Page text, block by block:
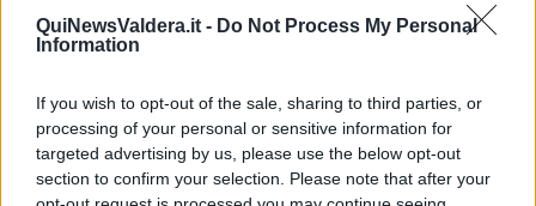
QuiNewsValdera.it - Do Not Process My Personal
Information
If you wish to opt-out of the sale, sharing to third parties, or
processing of your personal or sensitive information for
targeted advertising by us, please use the below opt-out
section to confirm your selection. Please note that after your
bocca aperta, nessuno può avere dubbi sulla tua tenuta mentale, la
tua determinazione.
batteria ti sei trovato accanto il giovane ucraino Romanchuck, che
la federazione ha ospitato per quasi un anno ad Ostia per allenarsi
con i nostri guidati da Stefano Morini (oh, ma non si dovevano
aiutare a casa loro?). L’irrispettoso pischello si prende il lusso di
batterti per 20 centesimi, sfoderando un finale che non possiedi,